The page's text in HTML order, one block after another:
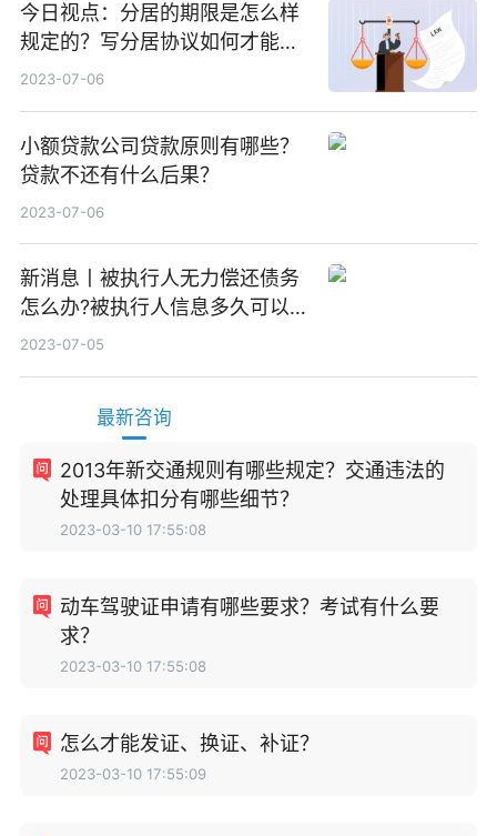
今日视点：分居的期限是怎么样
规定的？写分居协议如何才能有
效？
2023-07-06
小额贷款公司贷款原则有哪些？
贷款不还有什么后果？
2023-07-06
新消息丨被执行人无力偿还债务
怎么办?被执行人信息多久可以
消除?
2023-07-05
最新咨询
2013年新交通规则有哪些规定？交通违法的
处理具体扣分有哪些细节？
2023-03-10 17:55:08
动车驾驶证申请有哪些要求？考试有什么要
求？
2023-03-10 17:55:08
怎么才能发证、换证、补证？
2023-03-10 17:55:09